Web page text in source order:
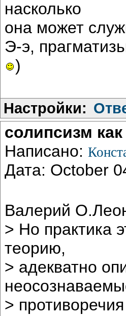
насколько
она может
Э-э,
)
Настройки:
солипсизм как
Написано:
Дата: October
Валерий
> Но практика
теорию,
> адекватно
>